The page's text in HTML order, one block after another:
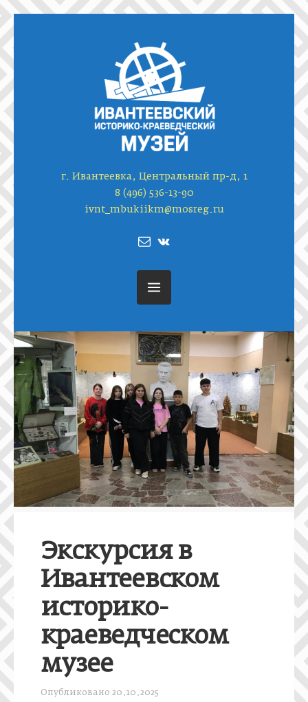
г. Ивантеевка, Центральный пр-д, 1
8 (496) 536-13-90
ivnt_mbukiikm@mosreg.ru
Экскурсия в
Ивантеевском
историко-
краеведческом
музее
Опубликовано 20.10.2025